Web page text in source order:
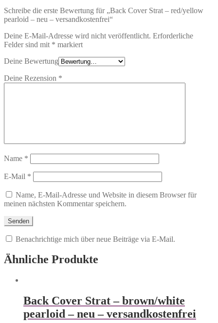
Schreibe die erste Bewertung für „Back Cover Strat – red/yellow
pearloid – neu – versandkostenfrei“
Deine E-Mail-Adresse wird nicht veröffentlicht. Erforderliche
Felder sind mit * markiert
Deine Bewertung
Deine Rezension *
Name *
E-Mail *
Name, E-Mail-Adresse und Website in diesem Browser für
meinen nächsten Kommentar speichern.
Benachrichtige mich über neue Beiträge via E-Mail.
Ähnliche Produkte
Back Cover Strat – brown/white
pearloid – neu – versandkostenfrei